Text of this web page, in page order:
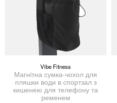
Vibe Fitness
Магнітна сумка-чохол для
пляшки води в спортзал з
кишенею для телефону та
ременем